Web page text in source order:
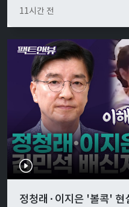
11시간 전
정청래·이지은 '볼콕'